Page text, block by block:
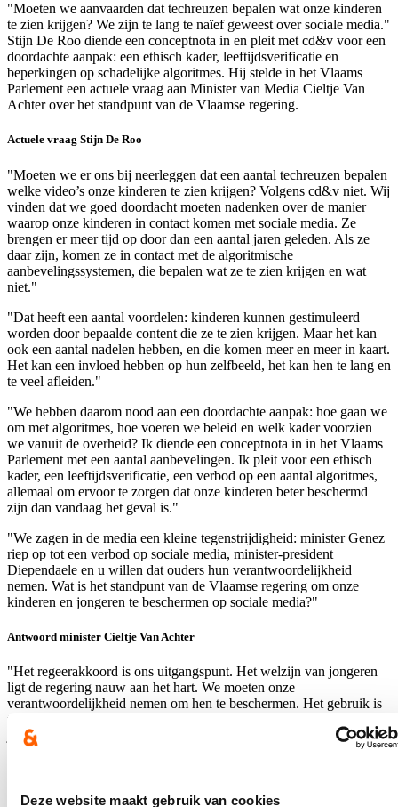
Deze website maakt gebruik van cookies
"Moeten we aanvaarden dat techreuzen bepalen wat onze kinderen
te zien krijgen? We zijn te lang te naïef geweest over sociale media."
Stijn De Roo diende een conceptnota in en pleit met cd&v voor een
doordachte aanpak: een ethisch kader, leeftijdsverificatie en
beperkingen op schadelijke algoritmes. Hij stelde in het Vlaams
Parlement een actuele vraag aan Minister van Media Cieltje Van
Achter over het standpunt van de Vlaamse regering.
Actuele vraag Stijn De Roo
"Moeten we er ons bij neerleggen dat een aantal techreuzen bepalen
welke video’s onze kinderen te zien krijgen? Volgens cd&v niet. Wij
vinden dat we goed doordacht moeten nadenken over de manier
waarop onze kinderen in contact komen met sociale media. Ze
brengen er meer tijd op door dan een aantal jaren geleden. Als ze
daar zijn, komen ze in contact met de algoritmische
aanbevelingssystemen, die bepalen wat ze te zien krijgen en wat
niet."
"Dat heeft een aantal voordelen: kinderen kunnen gestimuleerd
worden door bepaalde content die ze te zien krijgen. Maar het kan
ook een aantal nadelen hebben, en die komen meer en meer in kaart.
Het kan een invloed hebben op hun zelfbeeld, het kan hen te lang en
te veel afleiden."
"We hebben daarom nood aan een doordachte aanpak: hoe gaan we
om met algoritmes, hoe voeren we beleid en welk kader voorzien
we vanuit de overheid? Ik diende een conceptnota in in het Vlaams
Parlement met een aantal aanbevelingen. Ik pleit voor een ethisch
kader, een leeftijdsverificatie, een verbod op een aantal algoritmes,
allemaal om ervoor te zorgen dat onze kinderen beter beschermd
zijn dan vandaag het geval is."
"We zagen in de media een kleine tegenstrijdigheid: minister Genez
riep op tot een verbod op sociale media, minister-president
Diependaele en u willen dat ouders hun verantwoordelijkheid
nemen. Wat is het standpunt van de Vlaamse regering om onze
kinderen en jongeren te beschermen op sociale media?"
Antwoord minister Cieltje Van Achter
"Het regeerakkoord is ons uitgangspunt. Het welzijn van jongeren
ligt de regering nauw aan het hart. We moeten onze
verantwoordelijkheid nemen om hen te beschermen. Het gebruik is
toegenomen en dit heeft een invloed op het dagelijks leven van
jongeren en kinderen, zowel negatief als positief. Ook psychiaters
zeggen dit, dus een verbod is denk ik niet aan de orde. Kunnen we
als overheid alles oplossen? We hebben ook ouderlijke
te begeleiden in algoritmewijsheid."